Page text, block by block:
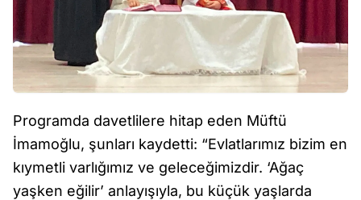
Programda davetlilere hitap eden Müftü
İmamoğlu, şunları kaydetti: “Evlatlarımız bizim en
kıymetli varlığımız ve geleceğimizdir. ‘Ağaç
yaşken eğilir’ anlayışıyla, bu küçük yaşlarda